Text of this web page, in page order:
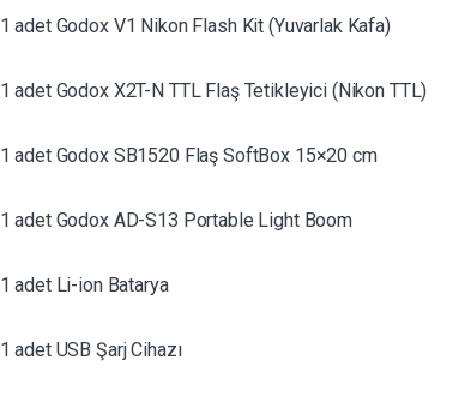
1 adet Godox V1 Nikon Flash Kit (Yuvarlak Kafa)
1 adet Godox X2T-N TTL Flaş Tetikleyici (Nikon TTL)
1 adet Godox SB1520 Flaş SoftBox 15×20 cm
1 adet Godox AD-S13 Portable Light Boom
1 adet Li-ion Batarya
1 adet USB Şarj Cihazı